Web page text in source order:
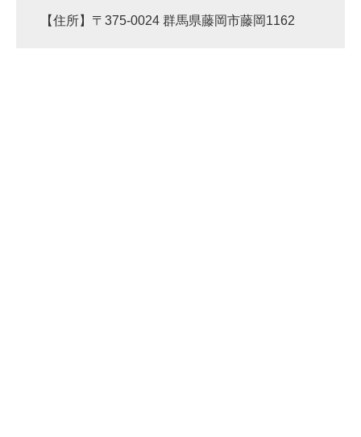
【住所】〒375-0024 群馬県藤岡市藤岡1162